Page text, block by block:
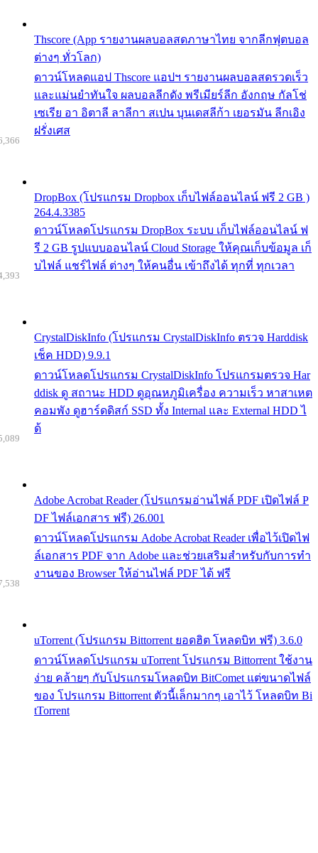
Thscore (App รายงานผลบอลสดภาษาไทย จากลีกฟุตบอล
ต่างๆ ทั่วโลก)
ดาวน์โหลดแอป Thscore แอปฯ รายงานผลบอลสดรวดเร็ว
และแม่นยำทันใจ ผลบอลลีกดัง พรีเมียร์ลีก อังกฤษ กัลโช่
เซเรีย อา อิตาลี ลาลีกา สเปน บุนเดสลีก้า เยอรมัน ลีกเอิง
ฝรั่งเศส
DropBox (โปรแกรม Dropbox เก็บไฟล์ออนไลน์ ฟรี 2 GB )
264.4.3385
ดาวน์โหลดโปรแกรม DropBox ระบบ เก็บไฟล์ออนไลน์ ฟ
รี 2 GB รูปแบบออนไลน์ Cloud Storage ให้คุณเก็บข้อมูล เก็
บไฟล์ แชร์ไฟล์ ต่างๆ ให้คนอื่น เข้าถึงได้ ทุกที่ ทุกเวลา
CrystalDiskInfo (โปรแกรม CrystalDiskInfo ตรวจ Harddisk
เช็ค HDD) 9.9.1
ดาวน์โหลดโปรแกรม CrystalDiskInfo โปรแกรมตรวจ Har
ddisk ดู สถานะ HDD ดูอุณหภูมิเครื่อง ความเร็ว หาสาเหต
คอมพัง ดูฮาร์ดดิสก์ SSD ทั้ง Internal และ External HDD ไ
ด้
Adobe Acrobat Reader (โปรแกรมอ่านไฟล์ PDF เปิดไฟล์ P
DF ไฟล์เอกสาร ฟรี) 26.001
ดาวน์โหลดโปรแกรม Adobe Acrobat Reader เพื่อไว้เปิดไฟ
ล์เอกสาร PDF จาก Adobe และช่วยเสริมสำหรับกับการทำ
งานของ Browser ให้อ่านไฟล์ PDF ได้ ฟรี
uTorrent (โปรแกรม Bittorrent ยอดฮิต โหลดบิท ฟรี) 3.6.0
ดาวน์โหลดโปรแกรม uTorrent โปรแกรม Bittorrent ใช้งาน
ง่าย คล้ายๆ กับโปรแกรมโหลดบิท BitComet แต่ขนาดไฟล์
ของ โปรแกรม Bittorrent ตัวนี้เล็กมากๆ เอาไว้ โหลดบิท Bi
tTorrent